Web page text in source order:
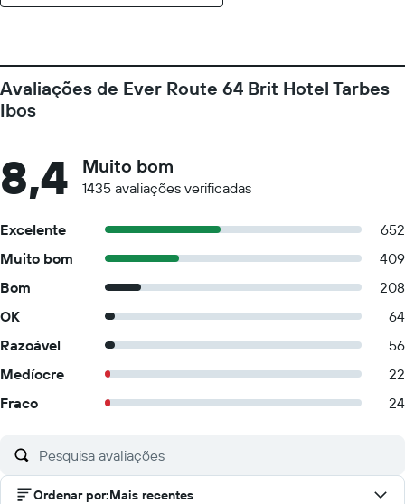
Avaliações de Ever Route 64 Brit Hotel Tarbes
Ibos
8,4 Muito bom
1435 avaliações verificadas
Excelente
652
Muito bom
409
Bom
208
OK
64
Razoável
56
Medíocre
22
Fraco
24
Ordenar por:Mais recentes